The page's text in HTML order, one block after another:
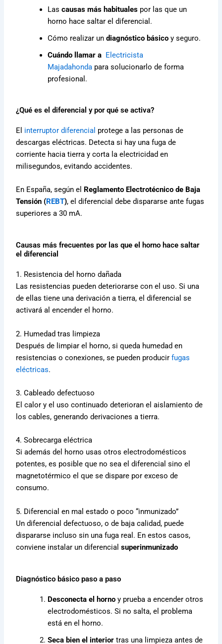
Lascausas más habituales por las que un
horno hace saltar el diferencial.
Cómo realizar undiagnóstico básico y seguro.
Cuándo llamar a Electricista
Majadahonda para solucionarlo de forma
profesional.
¿Qué es el diferencial y por qué se activa?
El interruptor diferencial protege a las personas de
descargas eléctricas. Detecta si hay una fuga de
corriente hacia tierra y corta la electricidad en
milisegundos, evitando accidentes.
En España, según el Reglamento Electrotécnico de Baja
Tensión (REBT), el diferencial debe dispararse ante fugas
superiores a 30 mA.
Causas más frecuentes por las que el horno hace saltar
el diferencial
1. Resistencia del horno dañada
Las resistencias pueden deteriorarse con el uso. Si una
de ellas tiene una derivación a tierra, el diferencial se
activará al encender el horno.
2. Humedad tras limpieza
Después de limpiar el horno, si queda humedad en
resistencias o conexiones, se pueden producirfugas
eléctricas.
3. Cableado defectuoso
El calor y el uso continuado deterioran el aislamiento de
los cables, generando derivaciones a tierra.
4. Sobrecarga eléctrica
Si además del horno usas otros electrodomésticos
potentes, es posible que no sea el diferencial sino el
magnetotérmico el que se dispare por exceso de
consumo.
5. Diferencial en mal estado o poco “inmunizado”
Un diferencial defectuoso, o de baja calidad, puede
dispararse incluso sin una fuga real. En estos casos,
conviene instalar un diferencialsuperinmunizado
Diagnóstico básico paso a paso
Desconecta el horno y prueba a encender otros
electrodomésticos. Si no salta, el problema
está en el horno.
Seca bien el interior tras una limpieza antes de